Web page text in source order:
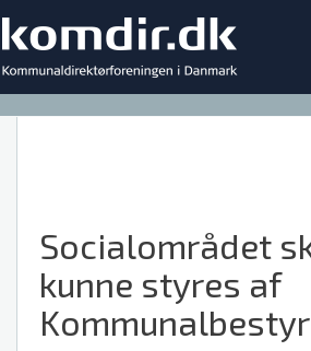
Socialområdet
kunne styres af